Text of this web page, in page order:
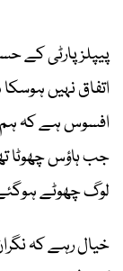
پیپلزپارٹی کے
اتفاق نہیں
افسوس ہے کہ ہم
جب ہاؤس چھوٹا
لوگ چھوٹے
خیال رہے کہ